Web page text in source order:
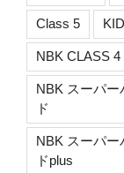
Class 5
NBK CLASS 4
NBK スーパ
ド
NBK スーパ
ドplus